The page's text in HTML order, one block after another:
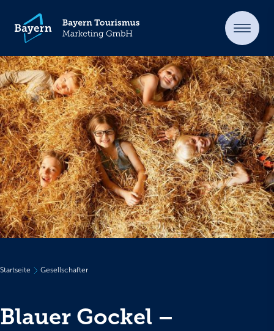
Startseite Gesellschafter
Blauer Gockel –